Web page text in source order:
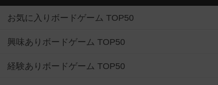
お気に入りボードゲーム TOP50
興味ありボードゲーム TOP50
経験ありボードゲーム TOP50